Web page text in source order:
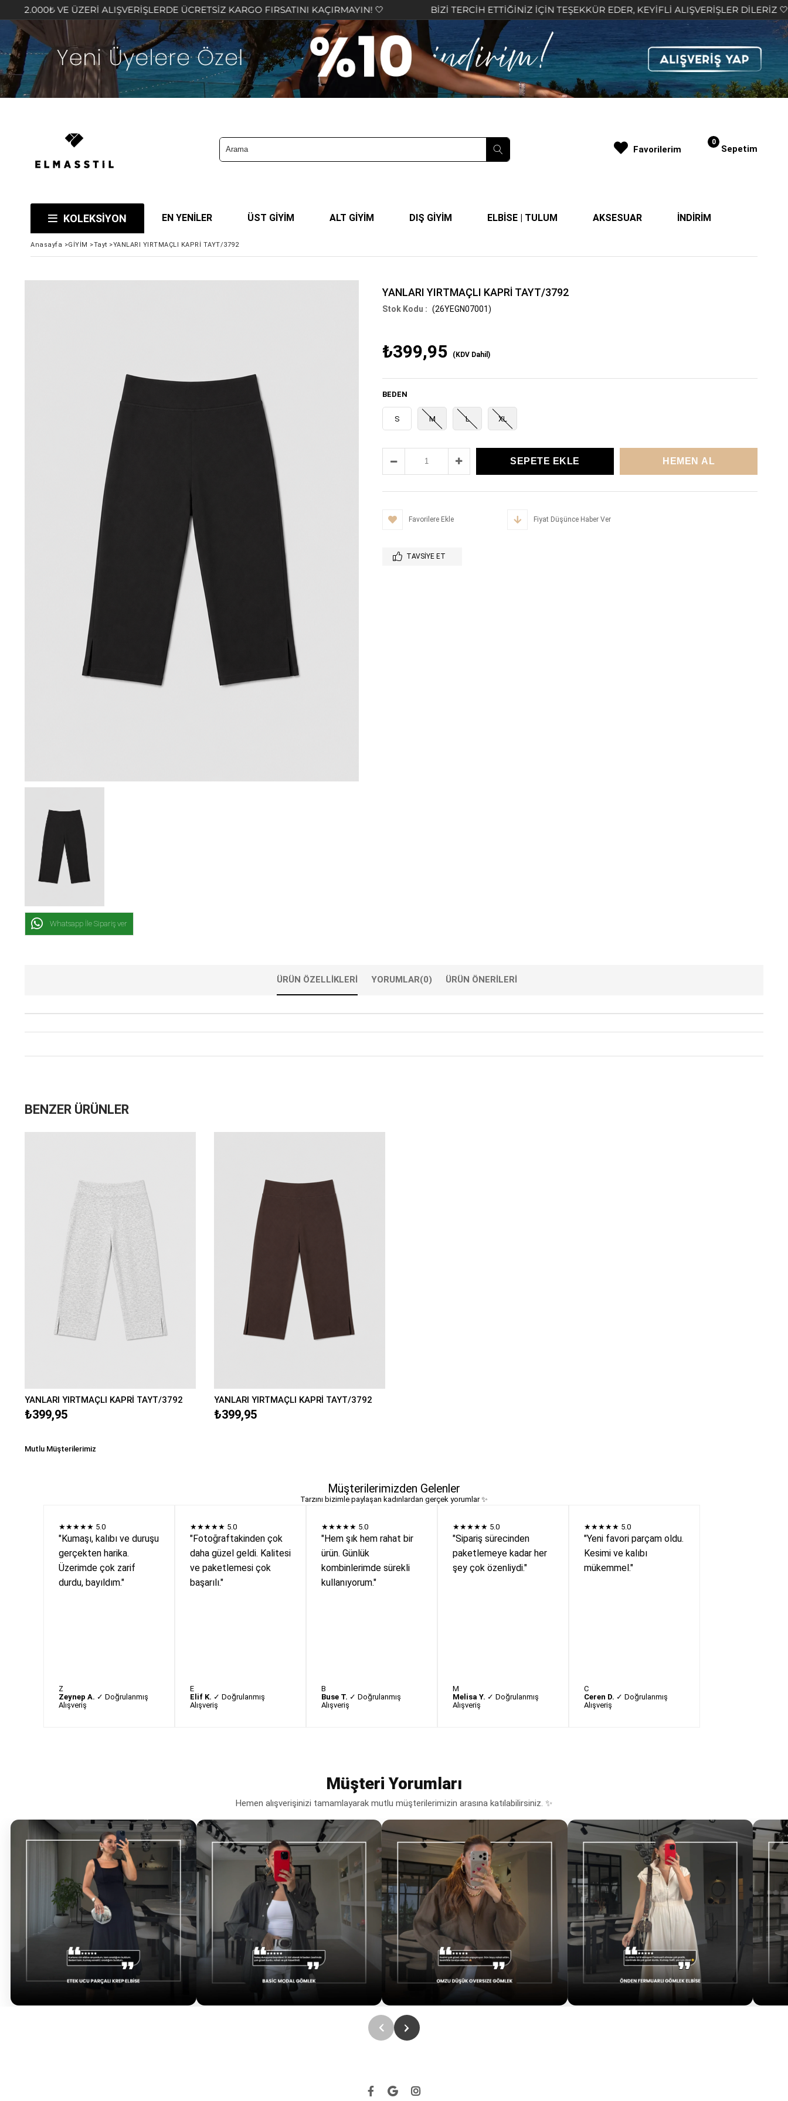
ALIŞVERİŞLERDE ÜCRETSİZ KARGO FIRSATINI KAÇIRMAYIN! 🤍 BİZİ TERCİH ETTİĞİNİZ İÇİN TEŞEKKÜR EDER, KEYİFLİ ALIŞVERİŞLER DİLERİZ 🤍 2.000₺
Sepetim
0
KOLEKSİYON EN YENİLER ÜST GİYİM ALT GİYİM DIŞ GİYİM ELBİSE | TULUM AKSESUAR İNDİRİM
Favorilerim
Anasayfa >GİYİM >Tayt >YANLARI YIRTMAÇLI KAPRİ TAYT/3792
Whatsapp İle Sipariş ver
YANLARI YIRTMAÇLI KAPRİ TAYT/3792
(26YEGN07001)
₺399,95 (KDV Dahil)
BEDEN
S M L XL
Favorilere Ekle Fiyat Düşünce Haber Ver
TAVSIYE ET
ÜRÜN ÖZELLIKLERI YORUMLAR(0) ÜRÜN ÖNERILERI
BENZER ÜRÜNLER
YANLARI YIRTMAÇLI KAPRİ TAYT/3792
₺399,95
YANLARI YIRTMAÇLI KAPRİ TAYT/3792
₺399,95
Mutlu Müşterilerimiz
Müşterilerimizden Gelenler
Tarzını bizimle paylaşan kadınlardan gerçek yorumlar ✨
★★★★★ 5.0
"Kumaşı, kalıbı ve duruşu
gerçekten harika.
Üzerimde çok zarif
durdu, bayıldım."
Z
Zeynep A. ✓ Doğrulanmış
Alışveriş
★★★★★ 5.0
"Fotoğraftakinden çok
daha güzel geldi. Kalitesi
ve paketlemesi çok
başarılı."
E
Elif K. ✓ Doğrulanmış
Alışveriş
★★★★★ 5.0
"Hem şık hem rahat bir
ürün. Günlük
kombinlerimde sürekli
kullanıyorum."
B
Buse T. ✓ Doğrulanmış
Alışveriş
★★★★★ 5.0
"Sipariş sürecinden
paketlemeye kadar her
şey çok özenliydi."
M
Melisa Y. ✓ Doğrulanmış
Alışveriş
★★★★★ 5.0
"Yeni favori parçam oldu.
Kesimi ve kalıbı
mükemmel."
C
Ceren D. ✓ Doğrulanmış
Alışveriş
Müşteri Yorumları
Hemen alışverişinizi tamamlayarak mutlu müşterilerimizin arasına katılabilirsiniz. ✨